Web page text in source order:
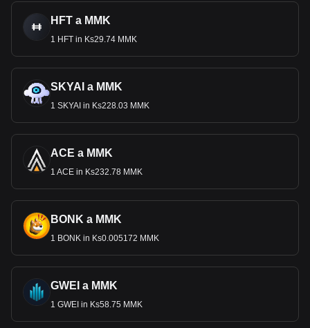
HFT a MMK
1 HFT in Ks29.74 MMK
SKYAI a MMK
1 SKYAI in Ks228.03 MMK
ACE a MMK
1 ACE in Ks232.78 MMK
BONK a MMK
1 BONK in Ks0.005172 MMK
GWEI a MMK
1 GWEI in Ks58.75 MMK